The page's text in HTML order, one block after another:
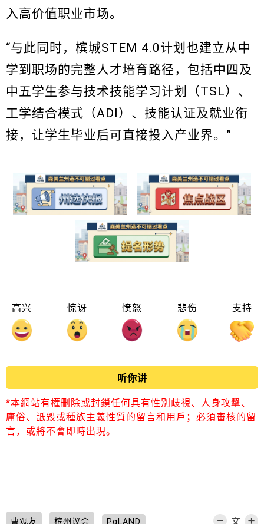
入高价值职业市场。
“与此同时，槟城STEM 4.0计划也建立从中
学到职场的完整人才培育路径，包括中四及
中五学生参与技术技能学习计划（TSL）、
工学结合模式（ADI）、技能认证及就业衔
接，让学生毕业后可直接投入产业界。”
高兴 惊讶 愤怒 悲伤 支持
听你讲
*本網站有權刪除或封鎖任何具有性別歧視、人身攻擊、
庸俗、詆毀或種族主義性質的留言和用戶；必須審核的留
言，或將不會即時出現。